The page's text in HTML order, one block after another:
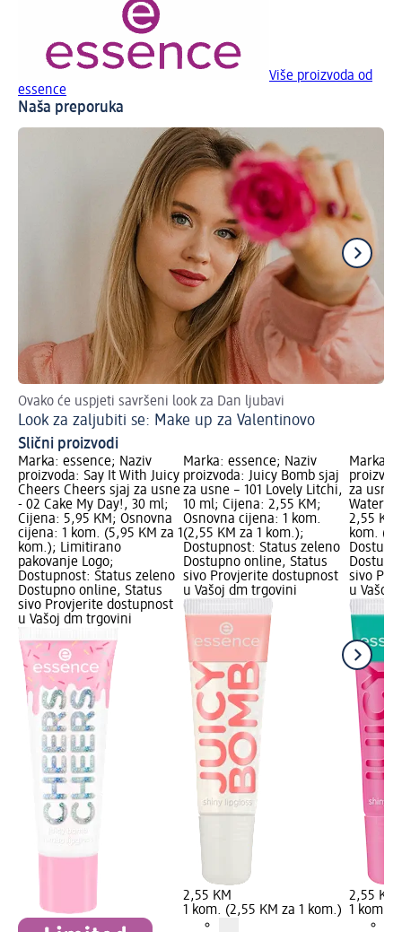
Više proizvoda od
essence
Naša preporuka
Ovako će uspjeti savršeni look za Dan ljubavi
Look za zaljubiti se: Make up za Valentinovo
Slični proizvodi
Marka: essence; Naziv
proizvoda: Say It With Juicy
Cheers Cheers sjaj za usne
- 02 Cake My Day!, 30 ml;
Cijena: 5,95 KM; Osnovna
cijena: 1 kom. (5,95 KM za 1
kom.); Limitirano
pakovanje Logo;
Dostupnost: Status zeleno
Dostupno online, Status
sivo Provjerite dostupnost
u Vašoj dm trgovini
Marka: essence; Naziv
proizvoda: Juicy Bomb sjaj
za usne – 101 Lovely Litchi,
10 ml; Cijena: 2,55 KM;
Osnovna cijena: 1 kom.
(2,55 KM za 1 kom.);
Dostupnost: Status zeleno
Dostupno online, Status
sivo Provjerite dostupnost
u Vašoj dm trgovini
2,55 KM
1 kom. (2,55 KM za 1 kom.)
Marka:
za usne
2,55
kom.
sivo
u Vašoj
2,55 KM
1 kom.